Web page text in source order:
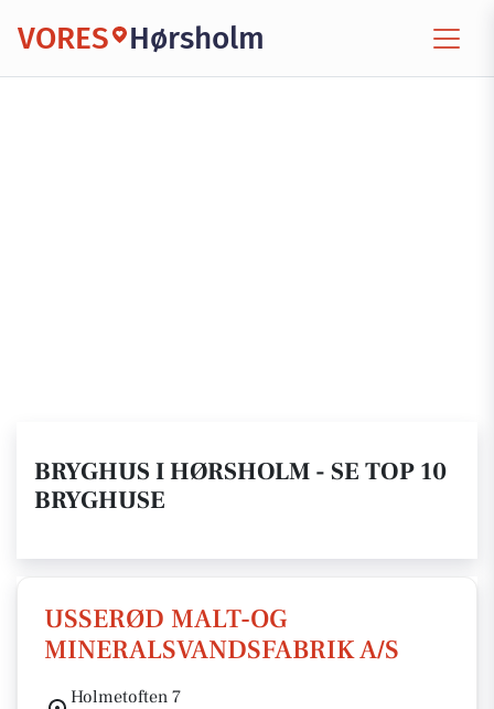
VORES Hørsholm
BRYGHUS I HØRSHOLM - SE TOP 10
BRYGHUSE
USSERØD MALT-OG
MINERALSVANDSFABRIK A/S
Holmetoften 7